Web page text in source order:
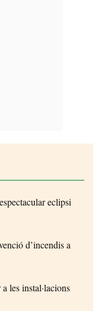
eclipsi
d’incendis a
les instal·lacions